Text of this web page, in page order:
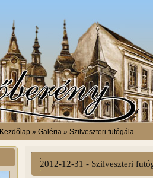
Kezdőlap » Galéria » Szilveszteri futógála
2012-12-31 - Szilveszteri